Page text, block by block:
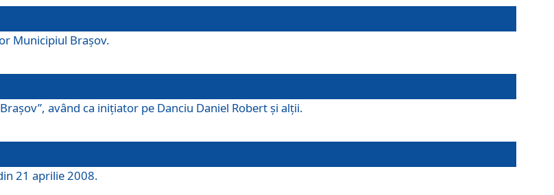
Municipiul Braşov.
având ca iniţiator pe Danciu Daniel Robert şi alţii.
21 aprilie 2008.